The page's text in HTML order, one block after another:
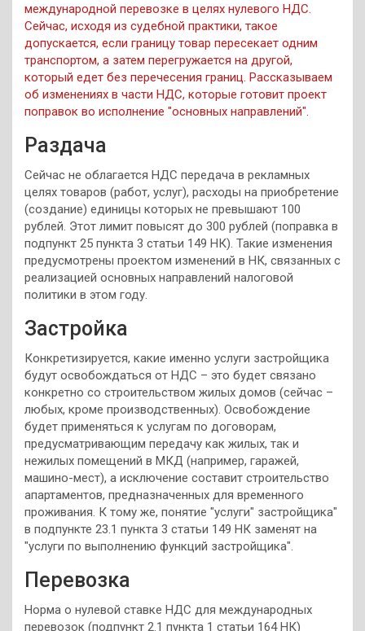
международной перевозке в целях нулевого НДС.
Сейчас, исходя из судебной практики, такое
допускается, если границу товар пересекает одним
транспортом, а затем перегружается на другой,
который едет без перечесения границ. Рассказываем
об изменениях в части НДС, которые готовит проект
поправок во исполнение "основных направлений".
Раздача
Сейчас не облагается НДС передача в рекламных
целях товаров (работ, услуг), расходы на приобретение
(создание) единицы которых не превышают 100
рублей. Этот лимит повысят до 300 рублей (поправка в
подпункт 25 пункта 3 статьи 149 НК). Такие изменения
предусмотрены проектом изменений в НК, связанных с
реализацией основных направлений налоговой
политики в этом году.
Застройка
Конкретизируется, какие именно услуги застройщика
будут освобождаться от НДС – это будет связано
конкретно со строительством жилых домов (сейчас –
любых, кроме производственных). Освобождение
будет применяться к услугам по договорам,
предусматривающим передачу как жилых, так и
нежилых помещений в МКД (например, гаражей,
машино-мест), а исключение составит строительство
апартаментов, предназначенных для временного
проживания. К тому же, понятие "услуги" застройщика"
в подпункте 23.1 пункта 3 статьи 149 НК заменят на
"услуги по выполнению функций застройщика".
Перевозка
Норма о нулевой ставке НДС для международных
перевозок (подпункт 2.1 пункта 1 статьи 164 НК)